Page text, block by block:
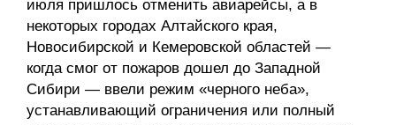
Образование и карьера
Кафедра МФТИ
Кафедра МАДИ
июля пришлось отменить авиарейсы, а в
некоторых городах Алтайского края,
Новосибирской и Кемеровской областей —
когда смог от пожаров дошел до Западной
Сибири — ввели режим «черного неба»,
устанавливающий ограничения или полный